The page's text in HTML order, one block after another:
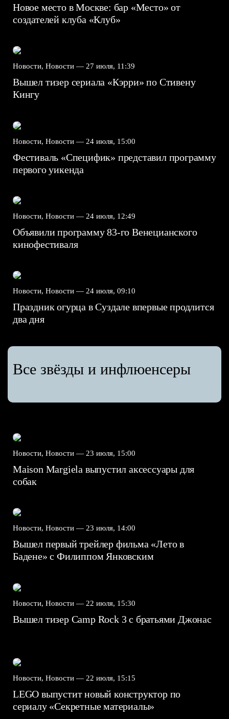
Новое место в Москве: бар «Место» от
создателей клуба «Клуб»
Новости, Новости — 27 июля, 11:39
Вышел тизер сериала «Кэрри» по Стивену
Кингу
Новости, Новости — 24 июля, 15:00
Фестиваль «Специфик» представил программу
первого уикенда
Новости, Новости — 24 июля, 12:49
Объявили программу 83-го Венецианского
кинофестиваля
Новости, Новости — 24 июля, 09:10
Праздник огурца в Суздале впервые продлится
два дня
Все звёзды и инфлюенсеры
Новости, Новости — 23 июля, 15:00
Maison Margiela выпустил аксессуары для
собак
Новости, Новости — 23 июля, 14:00
Вышел первый трейлер фильма «Лето в
Бадене» с Филиппом Янковским
Новости, Новости — 22 июля, 15:30
Вышел тизер Camp Rock 3 с братьями Джонас
Новости, Новости — 22 июля, 15:15
LEGO выпустит новый конструктор по
сериалу «Секретные материалы»